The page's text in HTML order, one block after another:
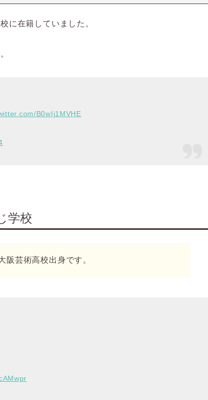
に在籍していました。
B0wIj1MVHE
学校
阪芸術高校出身です。